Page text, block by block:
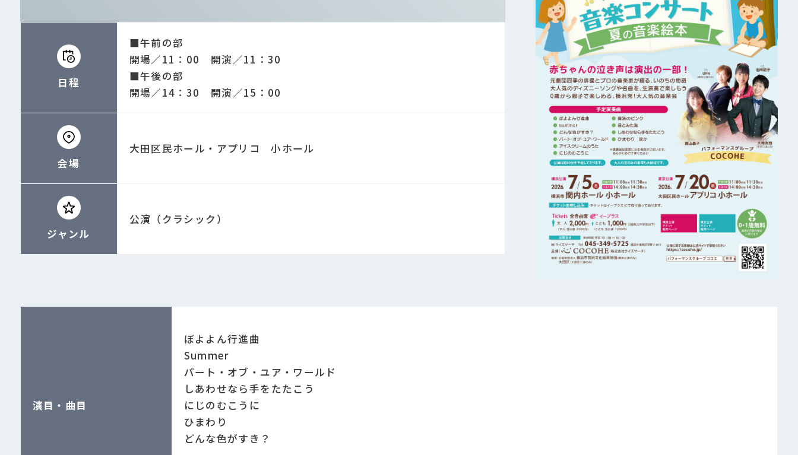
日程
■午前の部
開場／11：00 開演／11：30
■午後の部
開場／14：30 開演／15：00
会場
大田区民ホール・アプリコ 小ホール
ジャンル
公演（クラシック）
演目・曲目
ぼよよん行進曲
Summer
パート・オブ・ユア・ワールド
しあわせなら手をたたこう
にじのむこうに
ひまわり
どんな色がすき？